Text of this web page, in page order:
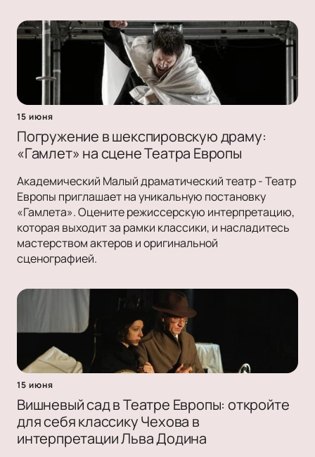
15 июня
Погружение в шекспировскую драму:
«Гамлет» на сцене Театра Европы
Академический Малый драматический театр - Театр
Европы приглашает на уникальную постановку
«Гамлета». Оцените режиссерскую интерпретацию,
которая выходит за рамки классики, и насладитесь
мастерством актеров и оригинальной
сценографией.
15 июня
Вишневый сад в Театре Европы: откройте
для себя классику Чехова в
интерпретации Льва Додина